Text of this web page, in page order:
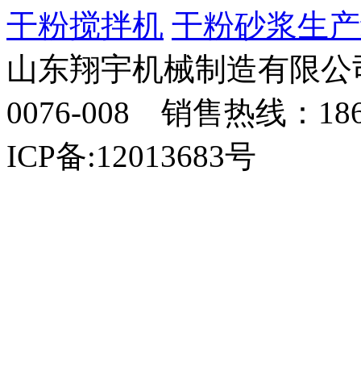
干粉搅拌机 干粉砂浆生
山东翔宇机械制造有限
0076-008 销售热线：
ICP备:12013683号